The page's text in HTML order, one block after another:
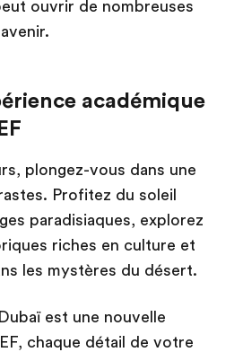
ouvrir de nombreuses
académique
plongez-vous dans une
Profitez du soleil
paradisiaques, explorez
riches en culture et
les mystères du désert.
est une nouvelle
chaque détail de votre